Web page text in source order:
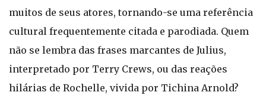
muitos de seus atores, tornando-se uma referência
cultural frequentemente citada e parodiada. Quem
não se lembra das frases marcantes de Julius,
interpretado por Terry Crews, ou das reações
hilárias de Rochelle, vivida por Tichina Arnold?